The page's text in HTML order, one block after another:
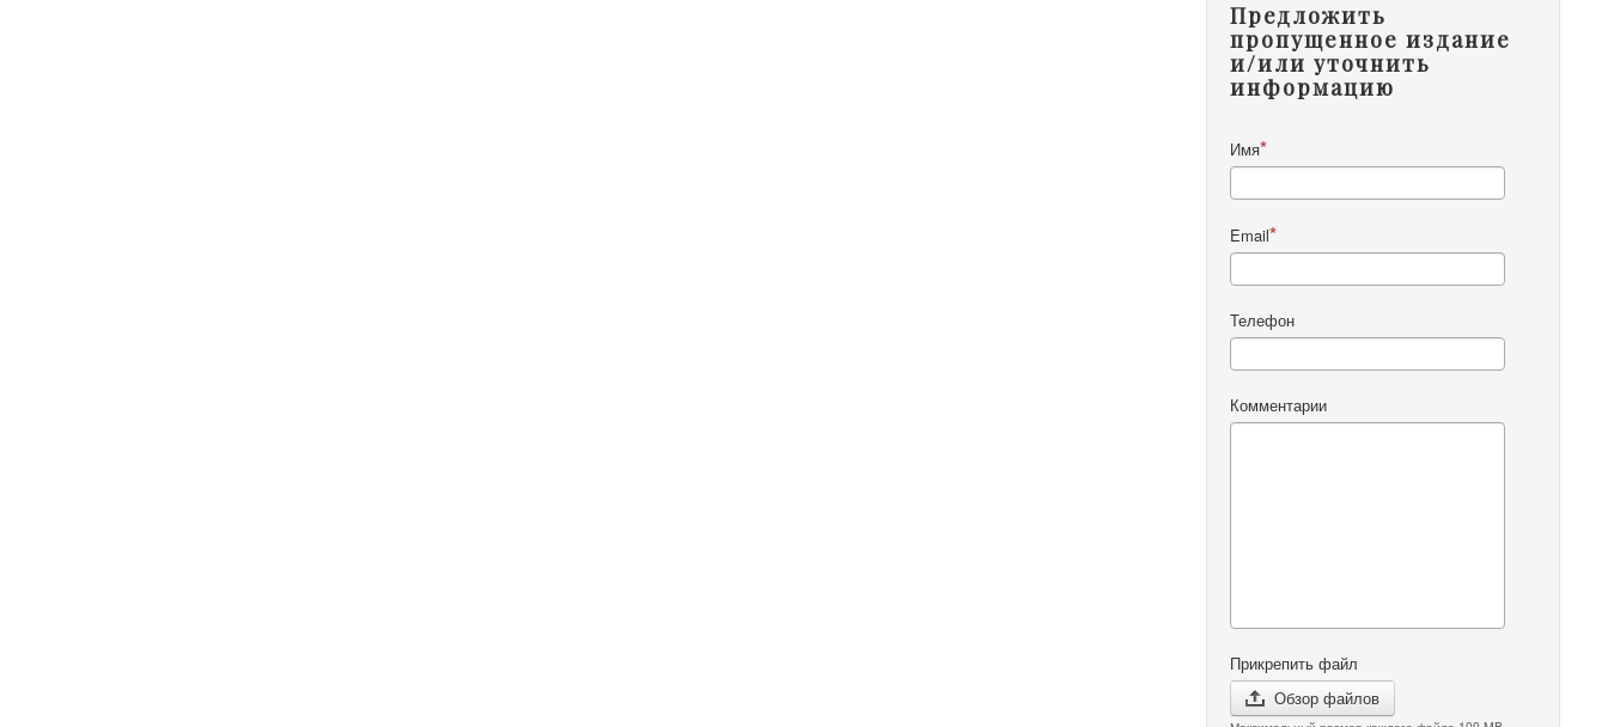
Предложить
пропущенное издание
и/или уточнить
информацию
Имя
Email
Телефон
Комментарии
Прикрепить файл
Обзор файлов